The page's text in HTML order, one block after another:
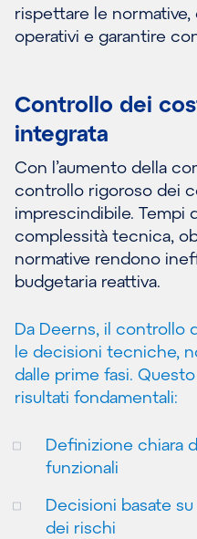
rispettare le
operativi e garantire
Controllo dei
integrata
Con l’aumento della
controllo rigoroso dei
imprescindibile. Tempi
complessità tecnica,
normative rendono
budgetaria reattiva.
Da Deerns, il controllo
le decisioni tecniche,
dalle prime fasi.
risultati fondamentali:
Definizione chiara
funzionali
Decisioni basate
dei rischi